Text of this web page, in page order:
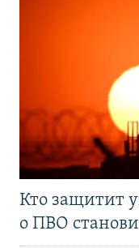
Кто защитит
о ПВО